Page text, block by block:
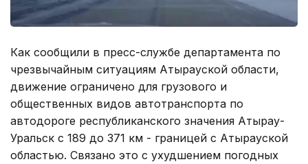
Как сообщили в пресс-службе департамента по
чрезвычайным ситуациям Атырауской области,
движение ограничено для грузового и
общественных видов автотранспорта по
автодороге республиканского значения Атырау-
Уральск с 189 до 371 км - границей с Атырауской
областью. Связано это с ухудшением погодных